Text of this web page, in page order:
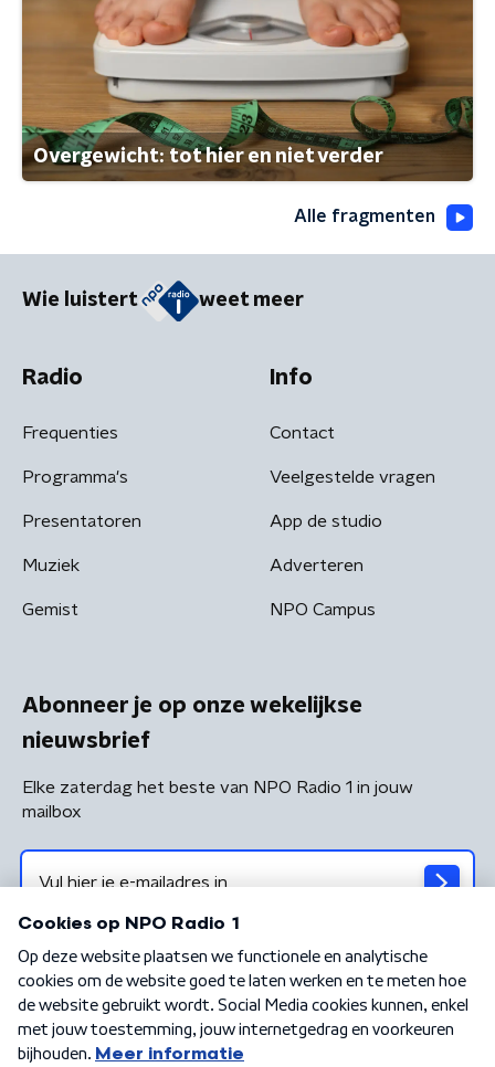
Overgewicht: tot hier en niet verder
Alle fragmenten
Wie luistert weet meer
Radio
Frequenties
Programma's
Presentatoren
Muziek
Gemist
Info
Contact
Veelgestelde vragen
App de studio
Adverteren
NPO Campus
Abonneer je op onze wekelijkse
nieuwsbrief
Elke zaterdag het beste van NPO Radio 1 in jouw
mailbox
Algemene voorwaarden